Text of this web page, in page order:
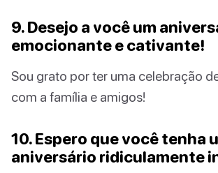
9. Desejo a você um
emocionante e cativante!
Sou grato por ter uma celebração
com a família e amigos!
10. Espero que você tenha
aniversário ridiculamente